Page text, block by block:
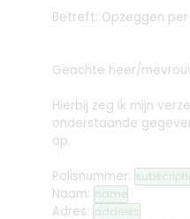
Betreft: Opzeggen per
Geachte heer/
Hierbij zeg ik mijn
onderstaande
op.
Polisnummer:
Naam: name
Adres: address